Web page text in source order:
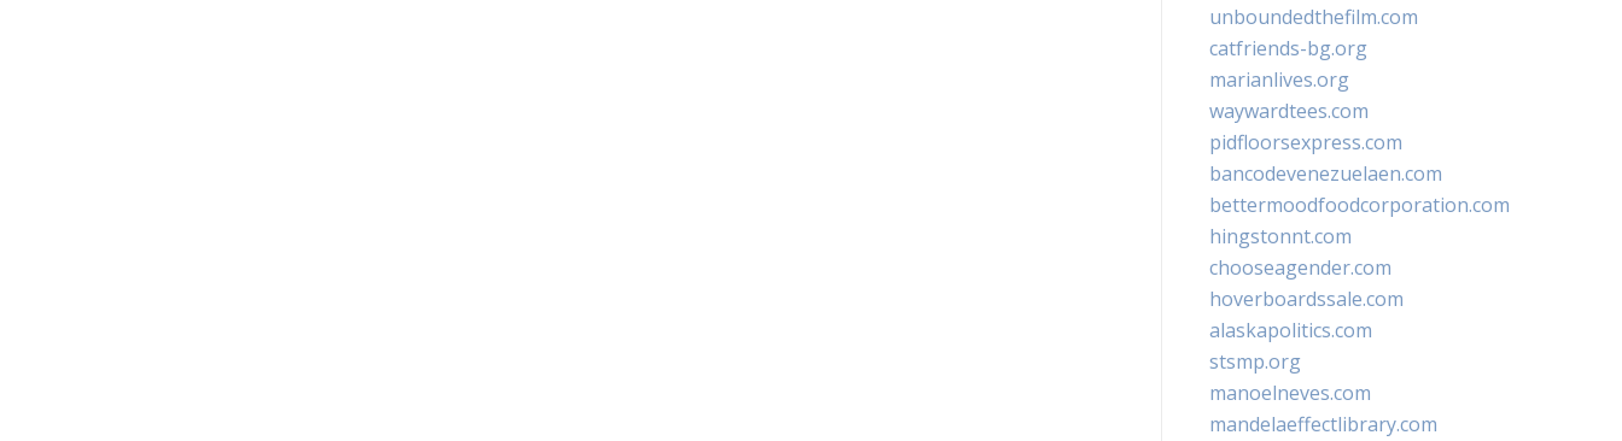
unboundedthefilm.com
catfriends-bg.org
marianlives.org
waywardtees.com
pidfloorsexpress.com
bancodevenezuelaen.com
bettermoodfoodcorporation.com
hingstonnt.com
chooseagender.com
hoverboardssale.com
alaskapolitics.com
stsmp.org
manoelneves.com
mandelaeffectlibrary.com